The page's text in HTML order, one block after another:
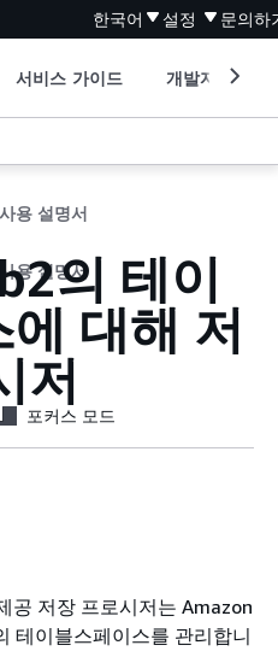
한국어 설정 문의하
서비스 가이드 개발자 도구
사용 설명서
사용 설명서의 테이
대해 저
저
포커스 모드
공 저장 프로시저는 Amazon
테이블스페이스를 관리합니